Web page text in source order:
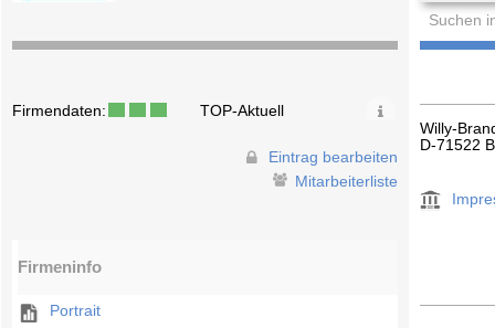
Suchen
Firmendaten: TOP-Aktuell
Eintrag bearbeiten
Mitarbeiterliste
Firmeninfo
Portrait
Willy-
D-71522